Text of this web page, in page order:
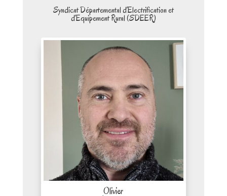
Syndicat Départemental d’Electrification et
d’Equipement Rural (SDEER)
Olivier